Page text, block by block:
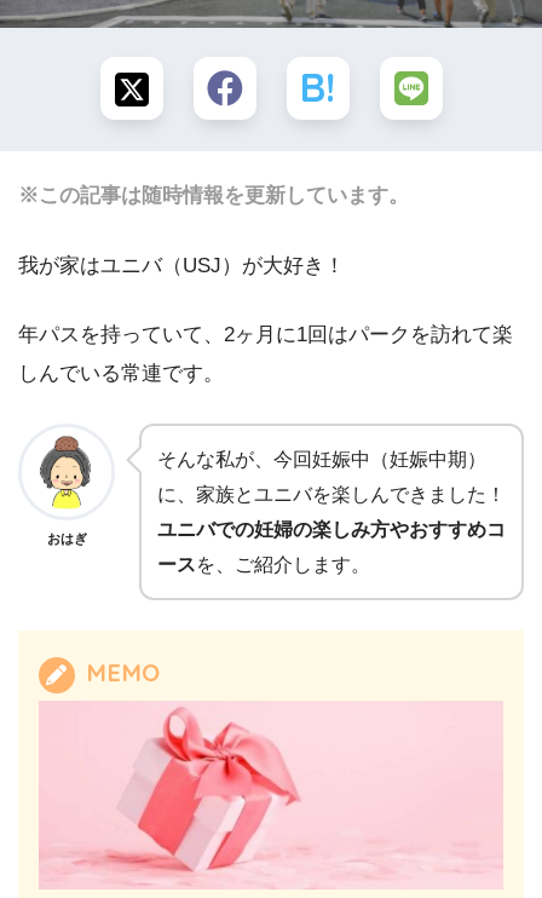
※この記事は随時情報を更新しています。
我が家はユニバ（USJ）が大好き！
年パスを持っていて、2ヶ月に1回はパークを訪れて楽
しんでいる常連です。
おはぎ
そんな私が、今回妊娠中（妊娠中期）
に、家族とユニバを楽しんできました！
ユニバでの妊婦の楽しみ方やおすすめコ
ースを、ご紹介します。
MEMO